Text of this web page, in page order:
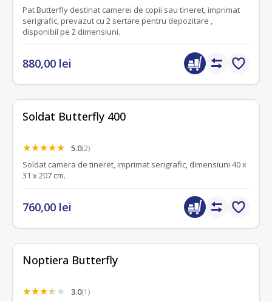
Pat Butterfly destinat camerei de copii sau tineret, imprimat
serigrafic, prevazut cu 2 sertare pentru depozitare ,
disponibil pe 2 dimensiuni.
880,00 lei
Soldat Butterfly 400
5.0(2)
Soldat camera de tineret, imprimat serigrafic, dimensiuni 40 x
31 x 207 cm.
760,00 lei
Noptiera Butterfly
3.0(1)